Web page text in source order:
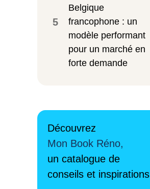
5
Belgique
francophone : un
modèle performant
pour un marché en
forte demande
Découvrez
Mon Book Réno,
un catalogue de
conseils et inspirations